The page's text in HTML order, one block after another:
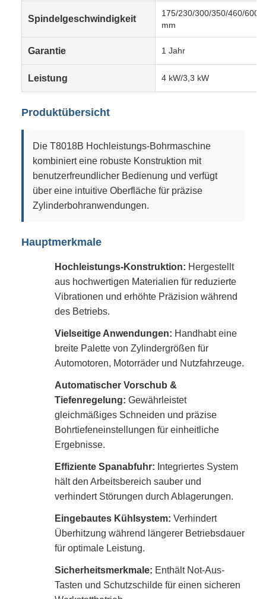
Spindelgeschwindigkeit
175/230/300/350/460/600
mm
Garantie 1 Jahr
Leistung 4 kW/3,3 kW
Produktübersicht
Die T8018B Hochleistungs-Bohrmaschine
kombiniert eine robuste Konstruktion mit
benutzerfreundlicher Bedienung und verfügt
über eine intuitive Oberfläche für präzise
Zylinderbohranwendungen.
Hauptmerkmale
Hochleistungs-Konstruktion: Hergestellt
aus hochwertigen Materialien für reduzierte
Vibrationen und erhöhte Präzision während
des Betriebs.
Vielseitige Anwendungen: Handhabt eine
breite Palette von Zylindergrößen für
Automotoren, Motorräder und Nutzfahrzeuge.
Automatischer Vorschub &
Tiefenregelung: Gewährleistet
gleichmäßiges Schneiden und präzise
Bohrtiefeneinstellungen für einheitliche
Ergebnisse.
Effiziente Spanabfuhr: Integriertes System
hält den Arbeitsbereich sauber und
verhindert Störungen durch Ablagerungen.
Eingebautes Kühlsystem: Verhindert
Überhitzung während längerer Betriebsdauer
für optimale Leistung.
Sicherheitsmerkmale: Enthält Not-Aus-
Tasten und Schutzschilde für einen sicheren